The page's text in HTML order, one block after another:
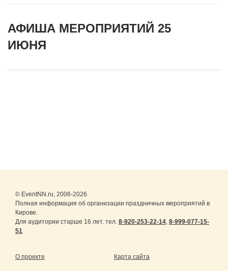
АФИША МЕРОПРИЯТИЙ 25
ИЮНЯ
© EventNN.ru, 2006-2026
Полная информация об организации праздничных мероприятий в
Кирове.
Для аудитории старше 16 лет. тел. 8-920-253-22-14, 8-999-077-15-
51
О проекте Карта сайта